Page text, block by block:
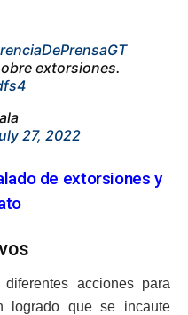
extorsiones.
27, 2022
de extorsiones y
acciones para
logrado que se incaute